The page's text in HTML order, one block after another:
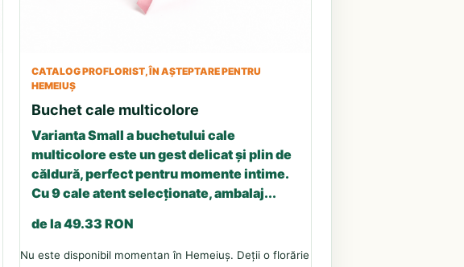
CATALOG PROFLORIST, ÎN AȘTEPTARE PENTRU
HEMEIUȘ
Buchet cale multicolore
Varianta Small a buchetului cale
multicolore este un gest delicat și plin de
căldură, perfect pentru momente intime.
Cu 9 cale atent selecționate, ambalaj...
de la 49.33 RON
Nu este disponibil momentan în Hemeiuș. Deții o florărie